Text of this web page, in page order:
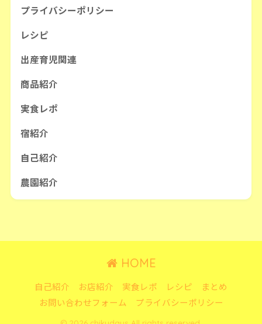
プライバシーポリシー
レシピ
出産育児関連
商品紹介
実食レポ
宿紹介
自己紹介
農園紹介
HOME
自己紹介 お店紹介 実食レポ レシピ
まとめ
お問い合わせフォーム
プライバシーポリシー